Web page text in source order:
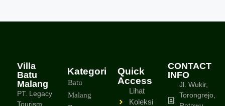
Villa
Batu
Malang
PT. Legacy
Tourism
Kategori
Batu
Malang
Quick
Access
Lihat
Koleksi
CONTACT
INFO
Jl. Wukir,
Torongrejo,